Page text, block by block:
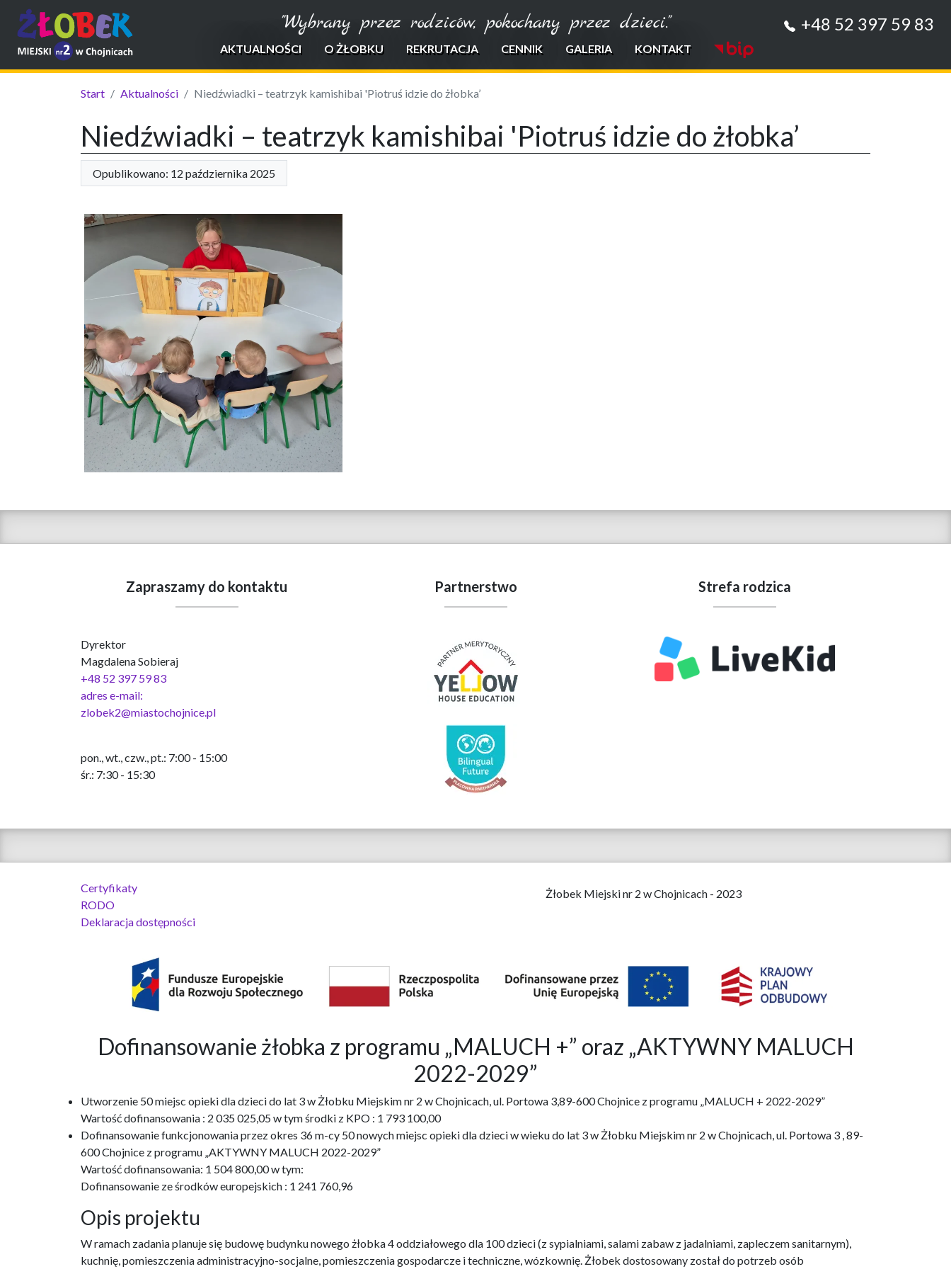
"Wybrany przez rodziców, pokochany przez dzieci." +48 52 397 59 83
AKTUALNOŚCI O ŻŁOBKU REKRUTACJA CENNIK GALERIA KONTAKT
Start Aktualności Niedźwiadki – teatrzyk kamishibai 'Piotruś idzie do żłobka’
Niedźwiadki – teatrzyk kamishibai 'Piotruś idzie do żłobka’
Opublikowano: 12 października 2025
Zapraszamy do kontaktu
Dyrektor
Magdalena Sobieraj
+48 52 397 59 83
adres e-mail:
zlobek2@miastochojnice.pl
pon., wt., czw., pt.: 7:00 - 15:00
śr.: 7:30 - 15:30
Partnerstwo Strefa rodzica
Certyfikaty
RODO
Deklaracja dostępności
Żłobek Miejski nr 2 w Chojnicach - 2023
Dofinansowanie żłobka z programu „MALUCH +” oraz „AKTYWNY MALUCH
2022-2029”
Utworzenie 50 miejsc opieki dla dzieci do lat 3 w Żłobku Miejskim nr 2 w Chojnicach, ul. Portowa 3,89-600 Chojnice z programu „MALUCH + 2022-2029”
Wartość dofinansowania : 2 035 025,05 w tym środki z KPO : 1 793 100,00
Dofinansowanie funkcjonowania przez okres 36 m-cy 50 nowych miejsc opieki dla dzieci w wieku do lat 3 w Żłobku Miejskim nr 2 w Chojnicach, ul. Portowa 3 , 89-
600 Chojnice z programu „AKTYWNY MALUCH 2022-2029”
Wartość dofinansowania: 1 504 800,00 w tym:
Dofinansowanie ze środków europejskich : 1 241 760,96
Opis projektu
W ramach zadania planuje się budowę budynku nowego żłobka 4 oddziałowego dla 100 dzieci (z sypialniami, salami zabaw z jadalniami, zapleczem sanitarnym),
kuchnię, pomieszczenia administracyjno-socjalne, pomieszczenia gospodarcze i techniczne, wózkownię. Żłobek dostosowany został do potrzeb osób